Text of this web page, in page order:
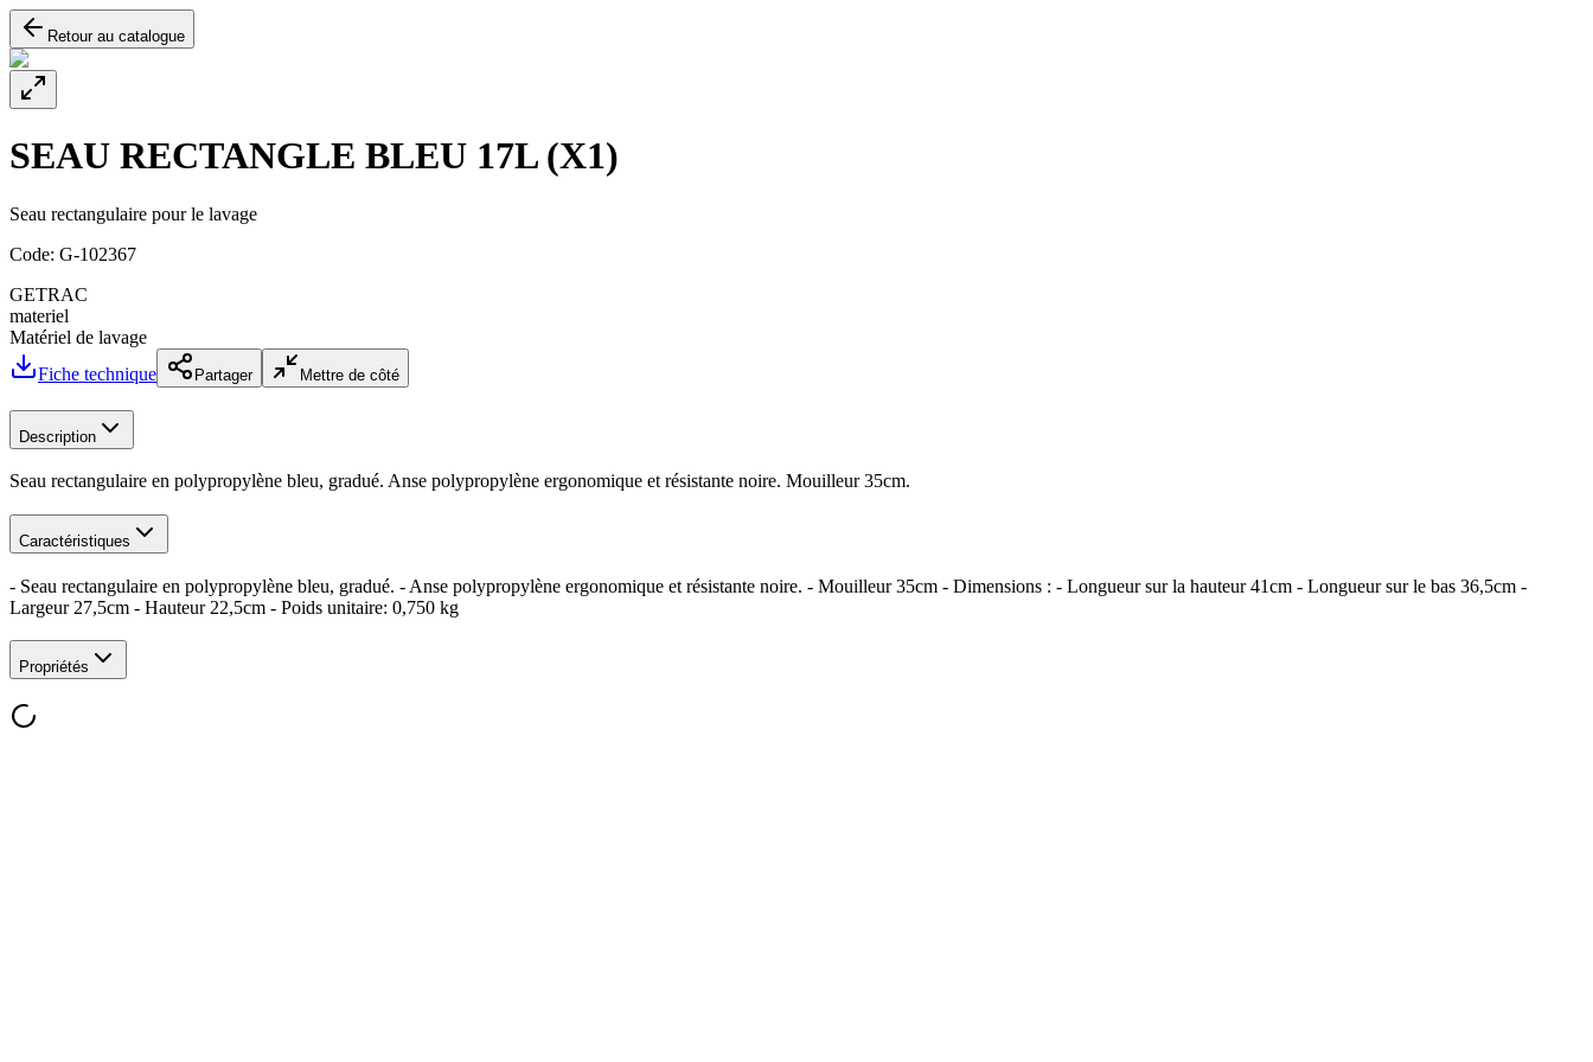
Retour au catalogue
SEAU RECTANGLE BLEU 17L (X1)
Seau rectangulaire pour le lavage
Code: G-102367
GETRAC
materiel
Matériel de lavage
Fiche technique
Partager Mettre de côté
Description
Seau rectangulaire en polypropylène bleu, gradué. Anse polypropylène ergonomique et résistante noire. Mouilleur 35cm.
Caractéristiques
- Seau rectangulaire en polypropylène bleu, gradué. - Anse polypropylène ergonomique et résistante noire. - Mouilleur 35cm - Dimensions : - Longueur sur la hauteur 41cm - Longueur sur le bas 36,5cm -
Largeur 27,5cm - Hauteur 22,5cm - Poids unitaire: 0,750 kg
Propriétés